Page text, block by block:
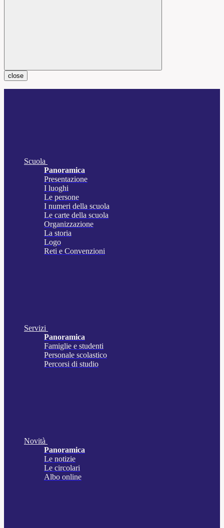
close
Scuola
Panoramica
Presentazione
I luoghi
Le persone
I numeri della scuola
Le carte della scuola
Organizzazione
La storia
Logo
Reti e Convenzioni
Servizi
Panoramica
Famiglie e studenti
Personale scolastico
Percorsi di studio
Novità
Panoramica
Le notizie
Le circolari
Albo online